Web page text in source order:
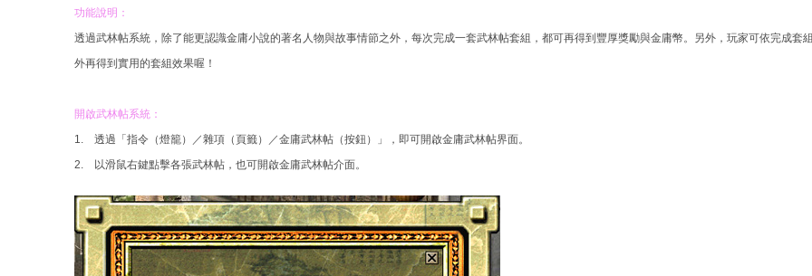
功能說明：
透過武林帖系統，除了能更認識金庸小說的著名人物與故事情節之外，每次完成一套武林帖套組，都可再得到豐厚獎勵與金庸幣。另外，玩家可依完成套
外再得到實用的套組效果喔！
開啟武林帖系統：
1. 透過「指令（燈籠）／雜項（頁籤）／金庸武林帖（按鈕）」，即可開啟金庸武林帖界面。
2. 以滑鼠右鍵點擊各張武林帖，也可開啟金庸武林帖介面。